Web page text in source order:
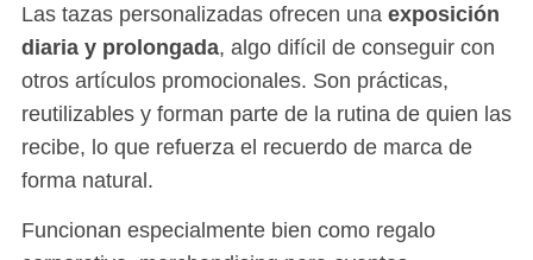
Las tazas personalizadas ofrecen una exposición
diaria y prolongada, algo difícil de conseguir con
otros artículos promocionales. Son prácticas,
reutilizables y forman parte de la rutina de quien las
recibe, lo que refuerza el recuerdo de marca de
forma natural.
Funcionan especialmente bien como regalo